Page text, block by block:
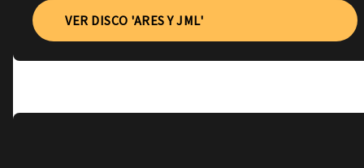
VER DISCO 'ARES Y JML'